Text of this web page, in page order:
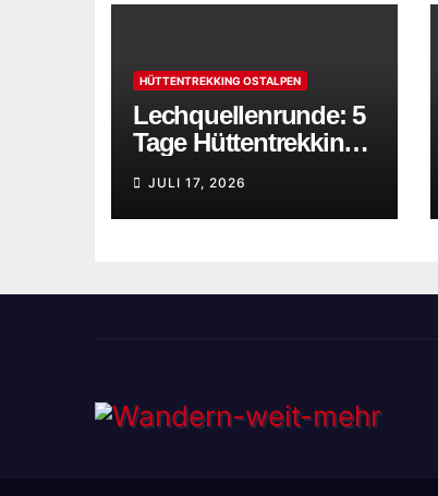
HÜTTENTREKKING OSTALPEN
Lechquellenrunde: 5
Tage Hüttentrekking
Bregenzerwald und
Lechtaler Alpen
JULI 17, 2026